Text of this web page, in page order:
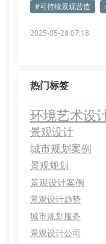
#可持续景观营造
2025-05-28 07:18
热门标签
环境艺术设
景观设计
城市规划案例
景观规划
景观设计案例
景观设计趋势
城市规划服务
景观设计公司